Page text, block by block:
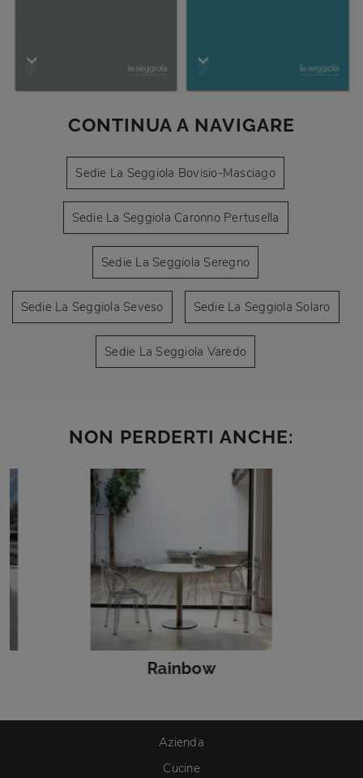
CONTINUA A NAVIGARE
Sedie La Seggiola Bovisio-Masciago
Sedie La Seggiola Caronno Pertusella
Sedie La Seggiola Seregno
Sedie La Seggiola Seveso Sedie La Seggiola Solaro
Sedie La Seggiola Varedo
NON PERDERTI ANCHE:
Rainbow
Azienda
Cucine